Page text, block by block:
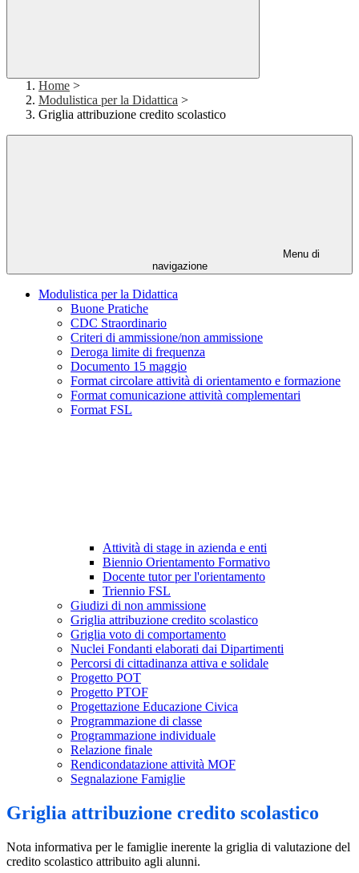
Home >
Modulistica per la Didattica >
Griglia attribuzione credito scolastico
Menu di
navigazione
Modulistica per la Didattica
Buone Pratiche
CDC Straordinario
Criteri di ammissione/non ammissione
Deroga limite di frequenza
Documento 15 maggio
Format circolare attività di orientamento e formazione
Format comunicazione attività complementari
Format FSL
Attività di stage in azienda e enti
Biennio Orientamento Formativo
Docente tutor per l'orientamento
Triennio FSL
Giudizi di non ammissione
Griglia attribuzione credito scolastico
Griglia voto di comportamento
Nuclei Fondanti elaborati dai Dipartimenti
Percorsi di cittadinanza attiva e solidale
Progetto POT
Progetto PTOF
Progettazione Educazione Civica
Programmazione di classe
Programmazione individuale
Relazione finale
Rendicondatazione attività MOF
Segnalazione Famiglie
Griglia attribuzione credito scolastico
Nota informativa per le famiglie inerente la griglia di valutazione del
credito scolastico attribuito agli alunni.